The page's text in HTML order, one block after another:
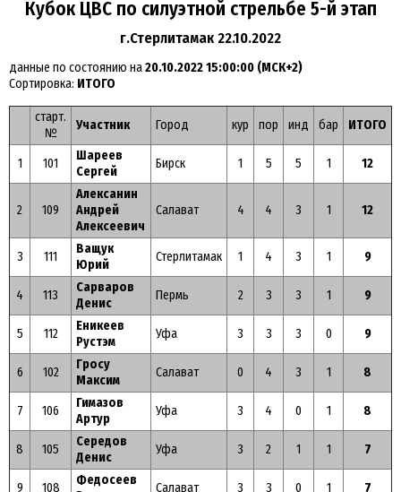
Кубок ЦВС по силуэтной стрельбе 5-й этап
г.Стерлитамак 22.10.2022
данные по состоянию на20.10.2022 15:00:00 (МСК+2)
Сортировка: ИТОГО
старт.
№
Участник Город кур пор инд бар ИТОГО
1 101
Шареев
Сергей
Бирск 1 5 5 1 12
2 109
Алексанин
Андрей
Алексеевич
Салават 4 4 3 1 12
3 111
Ващук
Юрий
Стерлитамак 1 4 3 1 9
4 113
Сарваров
Денис
Пермь 2 3 3 1 9
5 112
Еникеев
Рустэм
Уфа 3 3 3 0 9
6 102
Гросу
Максим
Салават 0 4 3 1 8
7 106
Гимазов
Артур
Уфа 3 4 0 1 8
8 105
Середов
Денис
Уфа 3 2 1 1 7
9 108
Федосеев
Салават 3 3 0 1 7